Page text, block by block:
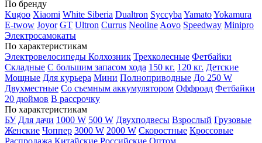
По бренду
Kugoo Xiaomi White Siberia Dualtron Syccyba YamatoYokamura
E-twow Joyor GT Ultron Currus Neoline Aovo Speedway Minipro
Электросамокаты
По характеристикам
Электровелосипеды Колхозник Трехколесные Фетбайки
Складные С большим запасом хода 150 кг. 120 кг. Детские
Мощные Для курьера Мини Полноприводные До 250 W
Двухместные Со съемным аккумулятором Оффроад Фетбайки
20 дюймов В рассрочку
По характеристикам
БУ Для дачи 1000 W 500 W Двухподвесы Взрослый Грузовые
Женские Чоппер 3000 W 2000 W Скоростные Кроссовые
Распродажа Китайские Российские Оптом